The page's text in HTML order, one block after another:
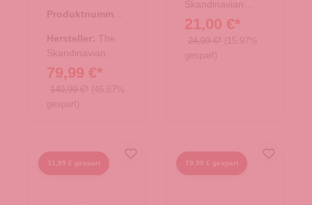
Reisetasche -
Produktnummer:
Hersteller: The
Skandinavian
Brand
79,99 €*
149,99 €* (46.67%
gespart)
Skandinavian
Brand
21,00 €*
24,99 €* (15.97%
gespart)
31,99 € gespart 79,99 € gespart